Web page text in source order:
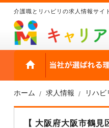
介護職とリハビリの求人情報サイ
ホーム 求人情報 リハビ
【 大阪府大阪市鶴